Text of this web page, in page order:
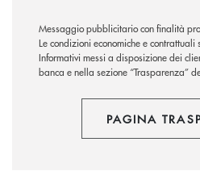
Messaggio pubblicitario con finalità
Le condizioni economiche e
Informativi messi a disposizione dei
banca e nella sezione “Trasparenza”
PAGINA